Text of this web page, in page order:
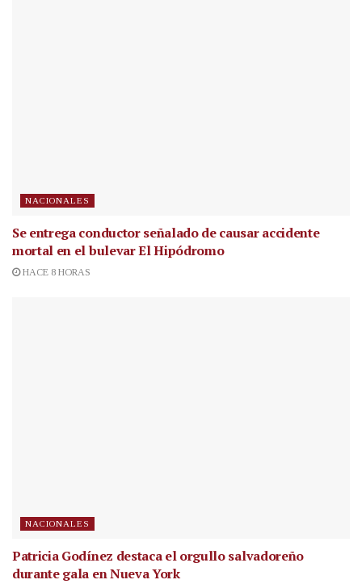
NACIONALES
Se entrega conductor señalado de causar accidente
mortal en el bulevar El Hipódromo
HACE 8 HORAS
NACIONALES
Patricia Godínez destaca el orgullo salvadoreño
durante gala en Nueva York